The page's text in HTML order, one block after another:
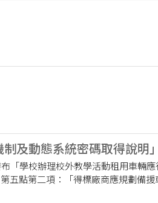
及動態系統密碼取得說明」
「學校辦理校外教學活動租用車輛
時啟動因應。」 第五點第三項第四款：